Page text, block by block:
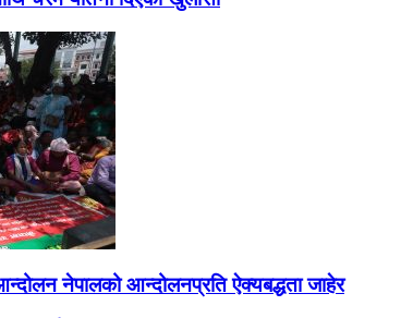
नेपालको आन्दोलनप्रति ऐक्यबद्धता जाहेर